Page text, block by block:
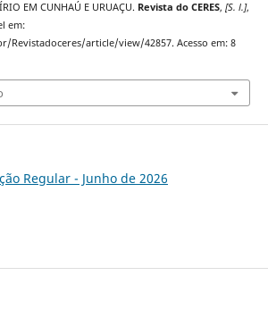
EM CUNHAÚ E URUAÇU. Revista do CERES, [S. l.],
em:
article/view/42857. Acesso em: 8
Regular - Junho de 2026